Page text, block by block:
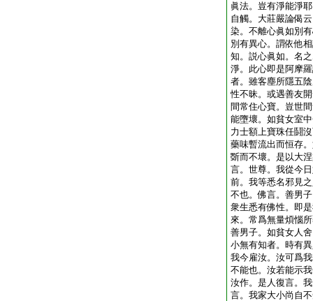
眞法。豈有淨能淨
自觸。大莊嚴論偈
染。不離心眞如別
別有異心。謂依他
知。説心眞如。名
淨。此心即是阿摩
者。雖客塵所隱五
性不昧。或遇善友
間常住心寶。豈世
能墮壞。如貧女室
力士額上寶珠任鬪
藥味暫流出而恒存
斲而不壞。是以大
言。世尊。我從今
前。我等悉名邪見
不也。佛言。善男
衆生悉有佛性。即
來。常爲無量煩惱
善男子。如貧女人
小無有知者。時有
我今雇汝。汝可爲
不能也。汝若能示
汝作。是人復言。
言。我家大小尚自